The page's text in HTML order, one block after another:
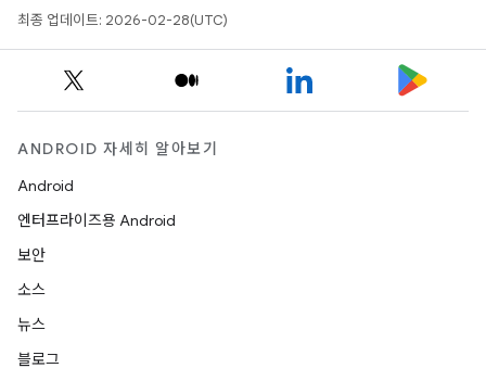
최종 업데이트: 2026-02-28(UTC)
ANDROID 자세히 알아보기
Android
엔터프라이즈용 Android
보안
소스
뉴스
블로그